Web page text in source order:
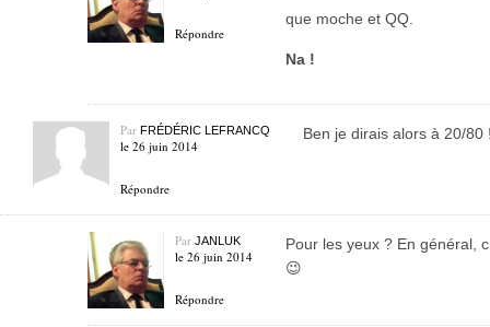
Répondre
que moche et QQ.
Na !
Par FRÉDÉRIC LEFRANCQ
le 26 juin 2014
Répondre
Ben je dirais alors à 20/80
Par JANLUK
le 26 juin 2014
Répondre
Pour les yeux ? En général,
😉